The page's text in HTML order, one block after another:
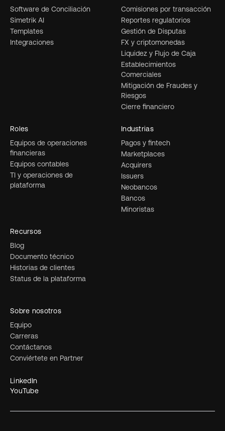
Software de Conciliación
Simetrik AI
Templates
Integraciones
Comisiones por transacción
Reportes regulatorios
Gestión de Disputas
FX y criptomonedas
Liquidez y Flujo de Caja
Establecimientos
Comerciales
Mitigación de Fraudes y
Riesgos
Cierre financiero
Industrias
Pagos y fintech
Marketplaces
Acquirers
Issuers
Neobancos
Bancos
Minoristas
Roles
Equipos de operaciones
financieras
Equipos contables
TI y operaciones de
plataforma
Recursos
Blog
Documento técnico
Historias de clientes
Status de la plataforma
Sobre nosotros
Equipo
Carreras
Contáctanos
Conviértete en Partner
LinkedIn
YouTube